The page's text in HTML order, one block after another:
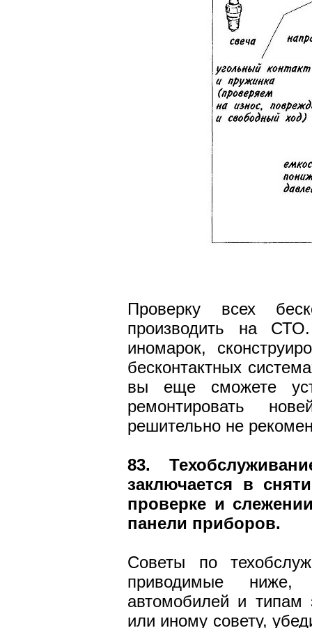
Проверку всех
производить на
иномарок,
бесконтактных
вы еще сможете
ремонтировать
решительно не
83.
заключается в
проверке и
панели приборов.
Советы по
приводимые
автомобилей и типам
или иному совету,